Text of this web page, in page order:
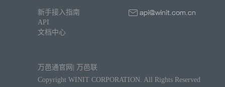
新手接入指南
API
文档中心
万邑通官网
万邑联
Copyright WINIT CORPORATION. All Rights Reserved